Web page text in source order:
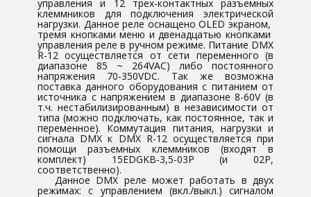
управления и 12 трех-контактных разъемных
клеммников для подключения электрической
нагрузки. Данное реле оснащено OLED экраном,
тремя кнопками меню и двенадцатью кнопками
управления реле в ручном режиме. ​Питание DMX
R-12 осуществляется от сети переменного (в
диапазоне 85 ~ 264VAC) либо постоянного
напряжения 70-350VDC. Так же возможна
поставка данного оборудования с питанием от
источника с напряжением в диапазоне 8-60V (в
т.ч. нестабилизированным) в независимости от
типа (можно подключать, как постоянное, так и
переменное). Коммутация питания, нагрузки и
сигнала DMX к ​DMX R-12 осуществляется при
помощи разъемных клеммников (входят в
комплект) 15EDGKB-3,5-03P (и 02Р,
соответственно).
Данное DMX реле может работать в двух
режимах: с управлением (вкл./выкл.) сигналом